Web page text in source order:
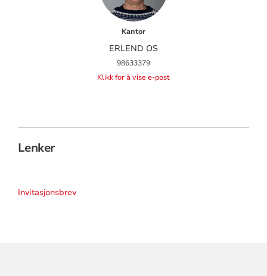
Kantor
ERLEND OS
98633379
Klikk for å vise e-post
Lenker
Invitasjonsbrev